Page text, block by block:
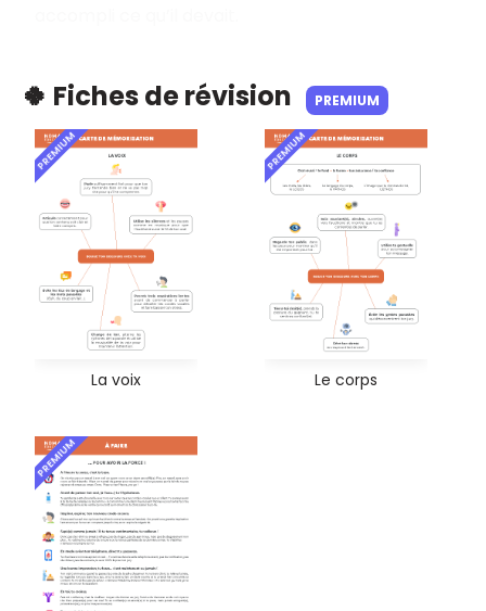
🍀 Fiches de révision PREMIUM
PREMIUM
La voix
PREMIUM
Le corps
PREMIUM